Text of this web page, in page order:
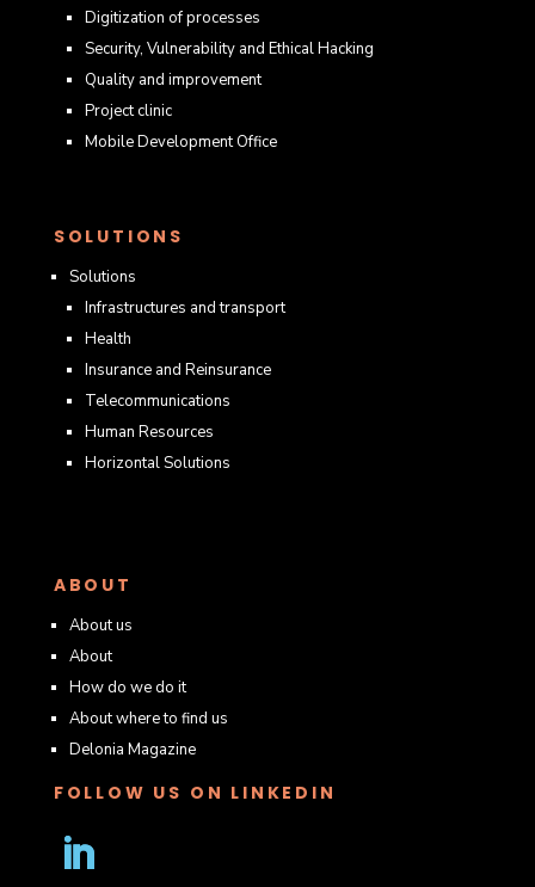
Digitization of processes
Security, Vulnerability and Ethical Hacking
Quality and improvement
Project clinic
Mobile Development Office
SOLUTIONS
Solutions
Infrastructures and transport
Health
Insurance and Reinsurance
Telecommunications
Human Resources
Horizontal Solutions
ABOUT
About us
About
How do we do it
About where to find us
Delonia Magazine
FOLLOW US ON LINKEDIN